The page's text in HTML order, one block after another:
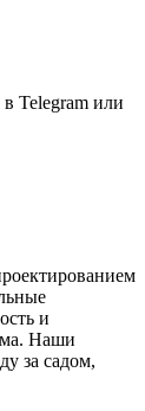
в Telegram или
и
Наши
за садом,